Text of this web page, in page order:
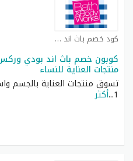
كود خصم باث اند بودي كوبون
منتجات العناية للنساء
1
...أكثر